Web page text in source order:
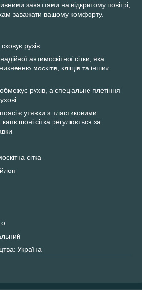
заняттями на відкритому повітрі,
заважати вашому комфорту.
рухів
антимоскітної сітки, яка
москітів, кліщів та інших
рухів, а спеціальне плетіння
є утяжки з пластиковими
сітка регулюється за
сітка
Україна